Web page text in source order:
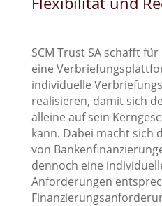
SCM Trust SA schafft
eine
individuelle
realisieren, damit sich
alleine auf sein
kann. Dabei macht sich
von
dennoch eine
Anforderungen